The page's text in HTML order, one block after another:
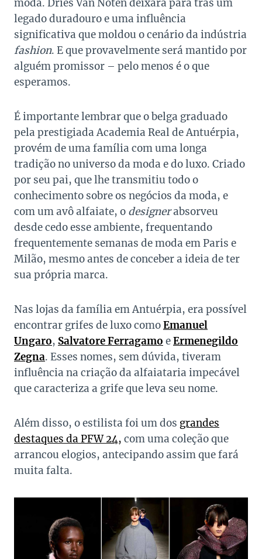
moda. Dries Van Noten deixará para trás um
legado duradouro e uma influência
significativa que moldou o cenário da indústria
fashion. E que provavelmente será mantido por
alguém promissor – pelo menos é o que
esperamos.
É importante lembrar que o belga graduado
pela prestigiada Academia Real de Antuérpia,
provém de uma família com uma longa
tradição no universo da moda e do luxo. Criado
por seu pai, que lhe transmitiu todo o
conhecimento sobre os negócios da moda, e
com um avô alfaiate, o designerabsorveu
desde cedo esse ambiente, frequentando
frequentemente semanas de moda em Paris e
Milão, mesmo antes de conceber a ideia de ter
sua própria marca.
Nas lojas da família em Antuérpia, era possível
encontrar grifes de luxo comoEmanuel
Ungaro, Salvatore Ferragamo eErmenegildo
Zegna. Esses nomes, sem dúvida, tiveram
influência na criação da alfaiataria impecável
que caracteriza a grife que leva seu nome.
Além disso, o estilista foi um dos grandes
destaques da PFW 24, com uma coleção que
arrancou elogios, antecipando assim que fará
muita falta.